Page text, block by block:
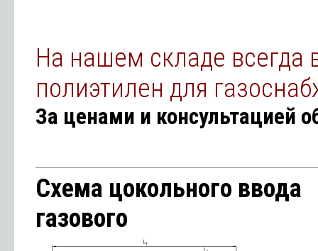
На нашем складе всегда
полиэтилен для
За ценами и консультацией
Схема цокольного ввода
газового